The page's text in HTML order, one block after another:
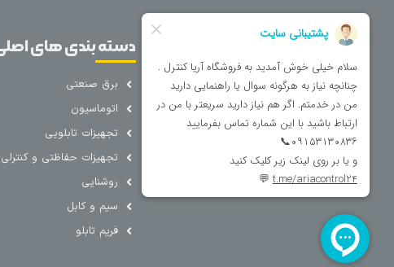
صفحات اصلی
خانه
درباره ما
تماس با ما
فروشگاه
دسته بندی های
برق صنعتی
اتوماسیون
تجهیزات تابلویی
تجهیزات حفاظتی و کنترلی
روشنایی
سیم و کابل
فریم تابلو